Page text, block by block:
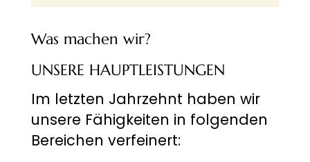
Was machen wir?
UNSERE HAUPTLEISTUNGEN
Im letzten Jahrzehnt haben wir
unsere Fähigkeiten in folgenden
Bereichen verfeinert: